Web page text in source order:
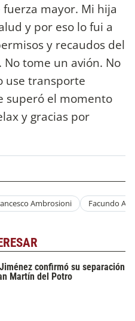
mayor. Mi hija
y por eso lo fui a
y recaudos del
No tome un avión. No
use transporte
superó el momento
y gracias por
Ambrosioni Facundo
confirmó su separación
Martín del Potro